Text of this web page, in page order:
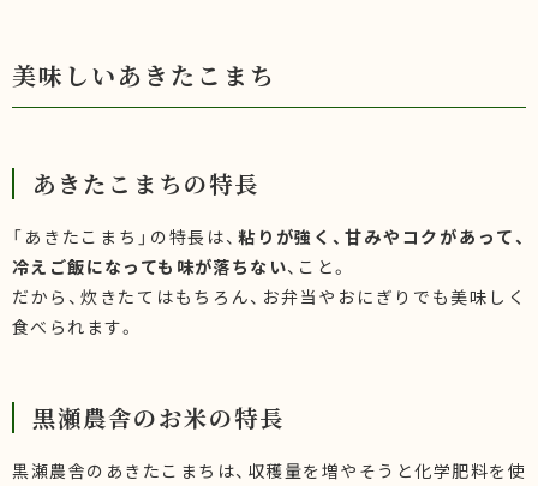
美味しいあきたこまち
あきたこまちの特長
「あきたこまち」の特長は、 粘りが強く、甘みやコクがあって、
冷えご飯になっても味が落ちない、こと。
だから、炊きたてはもちろん、お弁当やおにぎりでも美味しく
食べられます。
黒瀬農舎のお米の特長
黒瀬農舎のあきたこまちは、収穫量を増やそうと化学肥料を使